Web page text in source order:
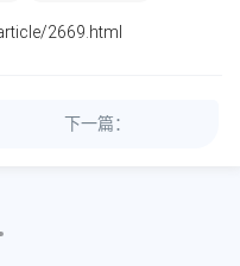
2669.html
下一篇：